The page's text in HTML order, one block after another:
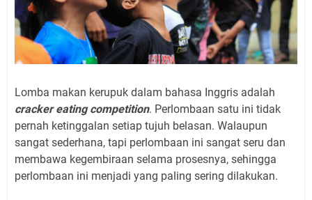
Lomba makan kerupuk dalam bahasa Inggris adalah
cracker eating competition. Perlombaan satu ini tidak
pernah ketinggalan setiap tujuh belasan. Walaupun
sangat sederhana, tapi perlombaan ini sangat seru dan
membawa kegembiraan selama prosesnya, sehingga
perlombaan ini menjadi yang paling sering dilakukan.